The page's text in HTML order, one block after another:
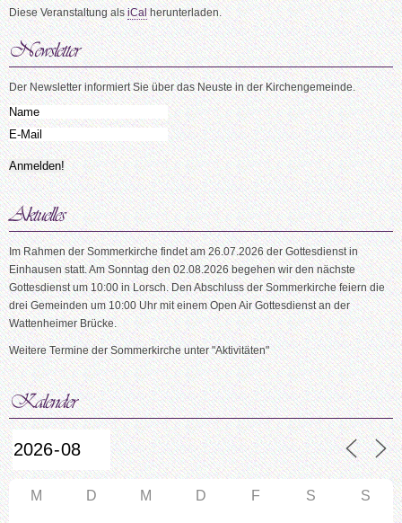
Diese Veranstaltung alsiCalherunterladen.
Der Newsletter informiert Sie über das Neuste in der Kirchengemeinde.
Im Rahmen der Sommerkirche findet am 26.07.2026 der Gottesdienst in
Einhausen statt. Am Sonntag den 02.08.2026 begehen wir den nächste
Gottesdienst um 10:00 in Lorsch. Den Abschluss der Sommerkirche feiern die
drei Gemeinden um 10:00 Uhr mit einem Open Air Gottesdienst an der
Wattenheimer Brücke.
Weitere Termine der Sommerkirche unter "Aktivitäten"
M D M D F S S